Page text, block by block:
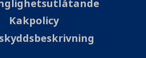
Kakpolicy